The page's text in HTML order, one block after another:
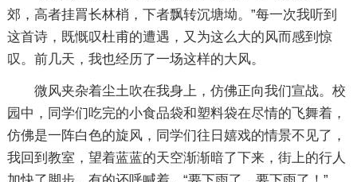
郊，高者挂罥长林梢，下者飘转沉塘坳。”每一次我听到
这首诗，既慨叹杜甫的遭遇，又为这么大的风而感到惊
叹。前几天，我也经历了一场这样的大风。
微风夹杂着尘土吹在我身上，仿佛正向我们宣战。校
园中，同学们吃完的小食品袋和塑料袋在尽情的飞舞着，
仿佛是一阵白色的旋风，同学们往日嬉戏的情景不见了，
我回到教室，望着蓝蓝的天空渐渐暗了下来，街上的行人